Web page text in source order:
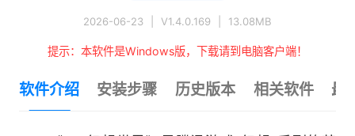
2026-06-23 V1.4.0.169 13.08MB
提示：本软件是Windows版，下载请到电脑客户端！
软件介绍 安装步骤 历史版本 相关软件 最